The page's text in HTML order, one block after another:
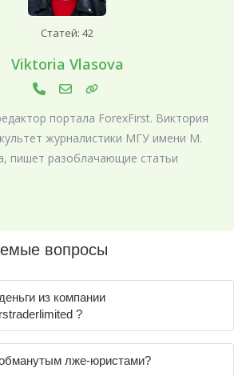
Статей: 42
Viktoria Vlasova
портала ForexFirst. Виктория
журналистики МГУ имени М.
пишет разоблачающие статьи
вопросы
из компании
?
лже-юристами?